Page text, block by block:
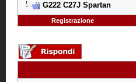
G222 C27J Spartan
Registrazione